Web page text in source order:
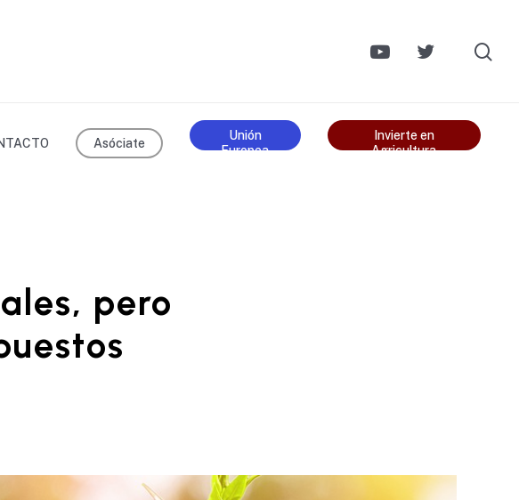
Asóciate
Unión
Europea
Invierte en
Agricultura
pero